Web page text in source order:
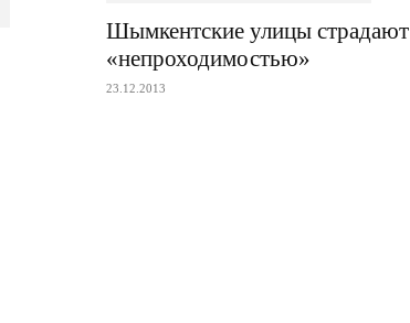
Шымкентские улицы страдают
«непроходимостью»
23.12.2013